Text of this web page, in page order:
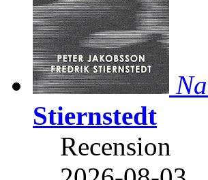
Stiernstedt
Recension